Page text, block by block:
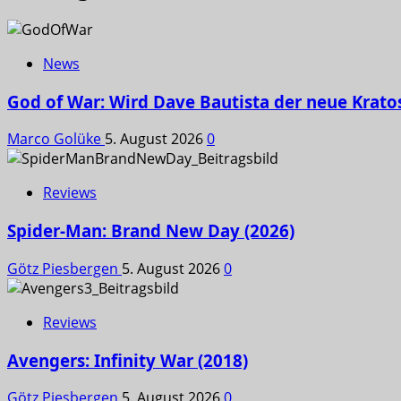
News
God of War: Wird Dave Bautista der neue
Marco Golüke 5. August 20260
Reviews
Spider-Man: Brand New Day (2026)
Götz Piesbergen 5. August 20260
Reviews
Avengers: Infinity War (2018)